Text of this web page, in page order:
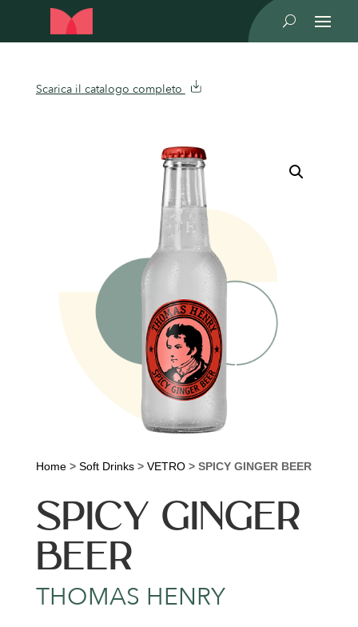
U
Scarica il catalogo completo
Home> Soft Drinks> VETRO> SPICY GINGER BEER
SPICY GINGER
BEER
THOMAS HENRY